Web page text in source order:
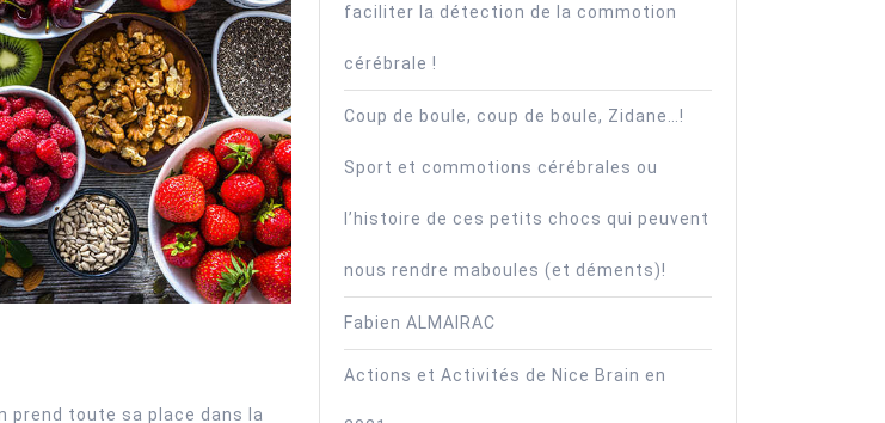
prend toute sa place dans la
faciliter la détection de la commotion
cérébrale !
Coup de boule, coup de boule, Zidane…!
Sport et commotions cérébrales ou
l’histoire de ces petits chocs qui peuvent
nous rendre maboules (et déments)!
Fabien ALMAIRAC
Actions et Activités de Nice Brain en